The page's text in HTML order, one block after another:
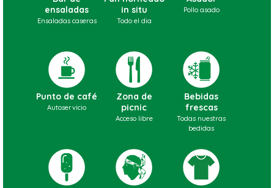
ensaladas
Ensaladas caseras
in situ
Todo el dia
Pollo asado
Punto de café
Autoservicio
Zona de
picnic
Acceso libre
Bebidas
frescas
Todas nuestras
bedidas